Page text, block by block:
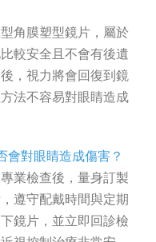
角膜塑型鏡片，屬於
較安全且不會有後遺
，視力將會回復到鏡
法不容易對眼睛造成
會對眼睛造成傷害？
業檢查後，量身訂製
遵守配戴時間與定期
鏡片，並立即回診檢